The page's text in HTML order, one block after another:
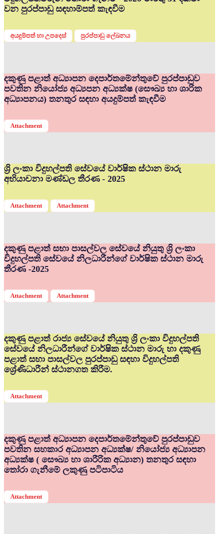
වන පුරප්පාඩු සඳහාම්පත් කැඳවීම
අයදුම්පත් හා උපදෙස් පුරප්පාඩු ලේඛනය
දකුණු පළාත් අධ්‍යාපන දෙපාර්තමේන්තුවේ පුරප්පාඩුව
පවතින නියෝජ්‍ය අධ්‍යපන අධ්‍යක්ෂ (සෞඛ්‍ය හා ශාරික
අධ්‍යාපනය) තනතුර සඳහා අයදුම්පත් කැඳවීම
Attachment
ශ්‍රි ලංකා විදුහල්පති සේවයේ වාර්ෂික ස්ථාන මාරු
අභියාචනා මණ්ඩල තීරණ - 2025
Attachment Attachment
දකුණු පළාත් සභා පාසල්වල සේවයේ නියුතු ශ්‍රි ලංකා
විදුහල්පති සේවයේ නිලධාරීන්ගේ වාර්ෂික ස්ථාන මාරු
තීරණ -2025
Attachment Attachment
දකුණු පළාත් රාජ්‍ය සේවයේ නියුතු ශ්‍රි ලංකා විදුහල්පති
සේවයේ නිලධාරීන්ගේ වාර්ෂික ස්ථාන මාරු හා දකුණු
පළාත් සභා පාසල්වල පුරප්පාඩු සඳහා විදුහල්පති
ශ්‍රේණිධාරීන් ස්ථානගත කිරීම.
Attachment
දකුණු පළාත් අධ්‍යාපන දෙපාර්තමේන්තුවේ පුරප්පාඩුව
පවතින සහකාර අධ්‍යාපන අධ්‍යක්ෂ/ නියෝජ්‍ය අධ්‍යාපන
අධ්‍යක්ෂ ( සෞඛ්‍ය හා ශාරීරික අධ්‍යාන) තනතුර සඳහා
තෝරා ගැනීමේ ලකුණු පටිපාටිය
Attachment